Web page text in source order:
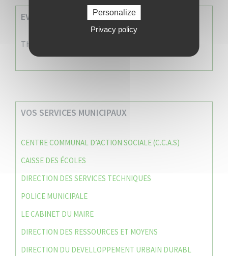
EVENEMENTS A VENIR
There are no events
VOS SERVICES MUNICIPAUX
CENTRE COMMUNAL D’ACTION SOCIALE (C.C.A.S)
CAISSE DES ÉCOLES
DIRECTION DES SERVICES TECHNIQUES
POLICE MUNICIPALE
LE CABINET DU MAIRE
DIRECTION DES RESSOURCES ET MOYENS
DIRECTION DU DEVELLOPPEMENT URBAIN DURABL
Personalize
Privacy policy